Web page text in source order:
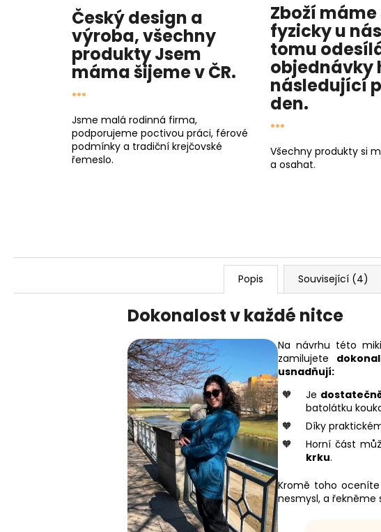
Český design a
výroba, všechny
produktyJsem
mámašijeme v ČR.
...
Jsme malá rodinná firma,
podporujeme poctivou práci, férové
podmínky a tradiční krejčovské
řemeslo.
Zboží
fyzicky u nás
tomu
objednávky
následující
den.
...
Všechny produkty si
a osahat.
Popis Související (4)
Dokonalost v každé nitce
Na návrhu této
zamilujete
usnadňují:
Je
batolátku
Díky
Horní část
krku.
Kromě toho
nesmysl, a řekněme